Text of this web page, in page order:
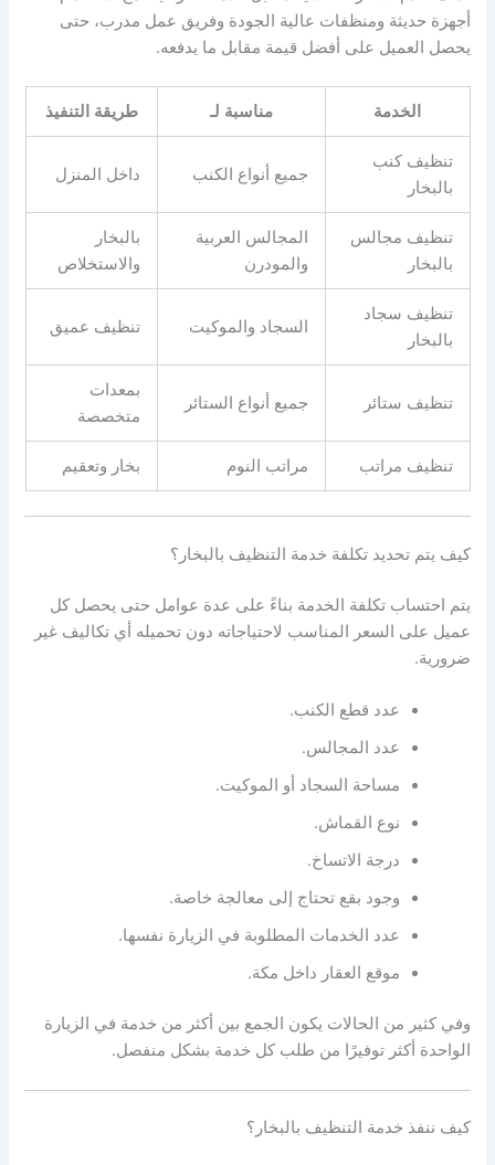
أجهزة حديثة ومنظفات عالية الجودة وفريق عمل مدرب، حتى
يحصل العميل على أفضل قيمة مقابل ما يدفعه.
الخدمة مناسبة لـ طريقة التنفيذ
تنظيف كنب
بالبخار
جميع أنواع الكنب داخل المنزل
تنظيف مجالس
بالبخار
المجالس العربية
والمودرن
بالبخار
والاستخلاص
تنظيف سجاد
بالبخار
السجاد والموكيت تنظيف عميق
تنظيف ستائر جميع أنواع الستائر
بمعدات
متخصصة
تنظيف مراتب مراتب النوم بخار وتعقيم
كيف يتم تحديد تكلفة خدمة التنظيف بالبخار؟
يتم احتساب تكلفة الخدمة بناءً على عدة عوامل حتى يحصل كل
عميل على السعر المناسب لاحتياجاته دون تحميله أي تكاليف غير
ضرورية.
عدد قطع الكنب.
عدد المجالس.
مساحة السجاد أو الموكيت.
نوع القماش.
درجة الاتساخ.
وجود بقع تحتاج إلى معالجة خاصة.
عدد الخدمات المطلوبة في الزيارة نفسها.
موقع العقار داخل مكة.
وفي كثير من الحالات يكون الجمع بين أكثر من خدمة في الزيارة
الواحدة أكثر توفيرًا من طلب كل خدمة بشكل منفصل.
كيف ننفذ خدمة التنظيف بالبخار؟